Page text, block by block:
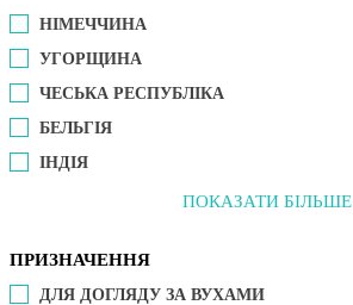
НІМЕЧЧИНА
УГОРЩИНА
ЧЕСЬКА РЕСПУБЛІКА
БЕЛЬГІЯ
ІНДІЯ
ПОКАЗАТИ БІЛЬШЕ
ПРИЗНАЧЕННЯ
ДЛЯ ДОГЛЯДУ ЗА ВУХАМИ